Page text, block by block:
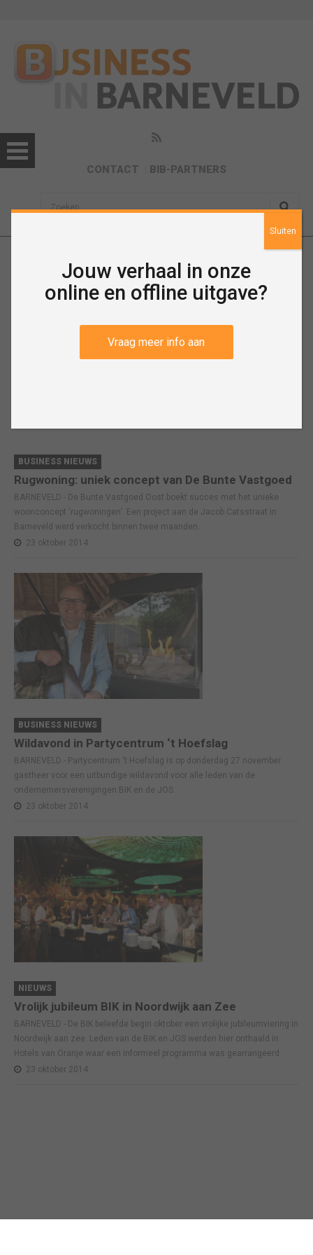
CONTACT BIB-PARTNERS
sisea.search
Nieuws
BUSINESS NIEUWS
Rugwoning: uniek concept van De Bunte Vastgoed
BARNEVELD - De Bunte Vastgoed Oost boekt succes met het unieke
woonconcept ‘rugwoningen’. Een project aan de Jacob Catsstraat in
Barneveld werd verkocht binnen twee maanden.
23 oktober 2014
BUSINESS NIEUWS
Wildavond in Partycentrum ‘t Hoefslag
BARNEVELD - Partycentrum ‘t Hoefslag is op donderdag 27 november
gastheer voor een uitbundige wildavond voor alle leden van de
ondernemersverenigingen BIK en de JOS.
23 oktober 2014
NIEUWS
Vrolijk jubileum BIK in Noordwijk aan Zee
BARNEVELD - De BIK beleefde begin oktober een vrolijke jubileumviering in
Noordwijk aan zee. Leden van de BIK en JOS werden hier onthaald in
Hotels van Oranje waar een informeel programma was gearrangeerd.
23 oktober 2014
Jouw verhaal in onze
online en offline uitgave?
Vraag meer info aan
Sluiten